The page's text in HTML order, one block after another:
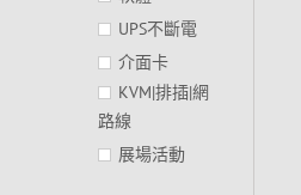
UPS不斷電
介面卡
KVM|排插|網
路線
展場活動